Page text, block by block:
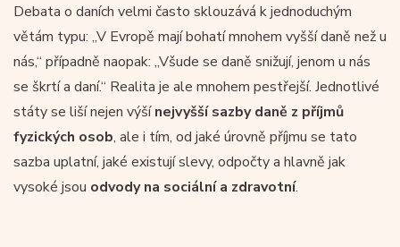
Debata o daních velmi často sklouzává k jednoduchým
větám typu: „V Evropě mají bohatí mnohem vyšší daně než u
nás,“ případně naopak: „Všude se daně snižují, jenom u nás
se škrtí a daní.“ Realita je ale mnohem pestřejší. Jednotlivé
státy se liší nejen výšínejvyšší sazby daně z příjmů
fyzických osob, ale i tím, od jaké úrovně příjmu se tato
sazba uplatní, jaké existují slevy, odpočty a hlavně jak
vysoké jsou odvody na sociální a zdravotní.